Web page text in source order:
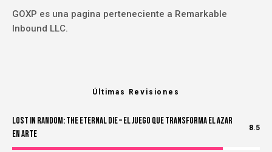
GOXP es una pagina perteneciente a Remarkable
Inbound LLC.
Últimas Revisiones
Lost in Random: The Eternal Die – El Juego Que Transforma el Azar
en Arte
8.5